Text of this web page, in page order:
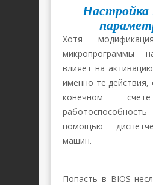
Настройка
Хотя
микропрограммы
влияет на
именно те действия,
конечном
помощью
машин.
Попасть в BIOS